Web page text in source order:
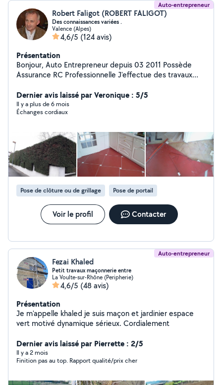
Auto-entrepreneur
Robert Faligot (ROBERT FALIGOT)
Des connaissances variées .
Valence (Alpes)
4,6/5 (124 avis)
Présentation
Bonjour, Auto Entrepreneur depuis 03 2011 Possède
Assurance RC Professionnelle J'effectue des travaux
Dépannage Entretien Maintenance,Création et Design.
Qui concerne La maison, Espace vert,Mécanique en
tout genre Pour davantage d'informations merci de me
Dernier avis laissé par Veronique : 5/5
Il y a plus de 6 mois
Échanges cordiaux
Pose de clôture ou de grillage Pose de portail
Voir le profil Contacter
Auto-entrepreneur
Fezai Khaled
Petit travaux maçonnerie entre
La Voulte-sur-Rhône (Peripherie)
4,6/5 (48 avis)
Présentation
Je m'appelle khaled je suis maçon et jardinier espace
vert motivé dynamique sérieux. Cordialement
Dernier avis laissé par Pierrette : 2/5
Il y a 2 mois
Finition pas au top. Rapport qualité/prix cher